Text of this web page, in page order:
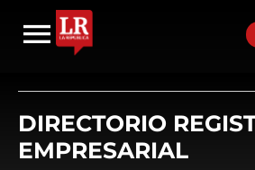
DIRECTORIO
EMPRESARIAL